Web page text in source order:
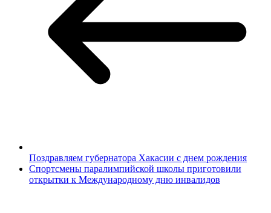
Поздравляем губернатора Хакасии с днем рождения
Спортсмены паралимпийской школы приготовили
открытки к Международному дню инвалидов